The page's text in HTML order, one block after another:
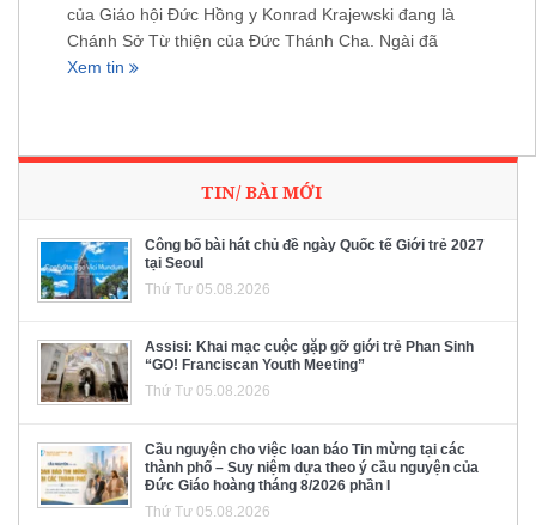
của Giáo hội Đức Hồng y Konrad Krajewski đang là
Chánh Sở Từ thiện của Đức Thánh Cha. Ngài đã
Xem tin
TIN/ BÀI MỚI
Công bố bài hát chủ đề ngày Quốc tế Giới trẻ 2027
tại Seoul
Thứ Tư 05.08.2026
Assisi: Khai mạc cuộc gặp gỡ giới trẻ Phan Sinh
“GO! Franciscan Youth Meeting”
Thứ Tư 05.08.2026
Cầu nguyện cho việc loan báo Tin mừng tại các
thành phố – Suy niệm dựa theo ý cầu nguyện của
Đức Giáo hoàng tháng 8/2026 phần I
Thứ Tư 05.08.2026